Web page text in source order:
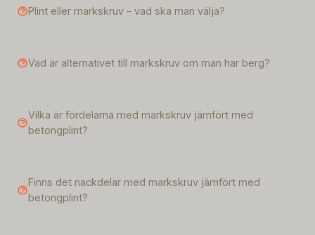
Plint eller markskruv – vad ska man välja?
Vad är alternativet till markskruv om man har berg?
Vilka är fördelarna med markskruv jämfört med
betongplint?
Finns det nackdelar med markskruv jämfört med
betongplint?